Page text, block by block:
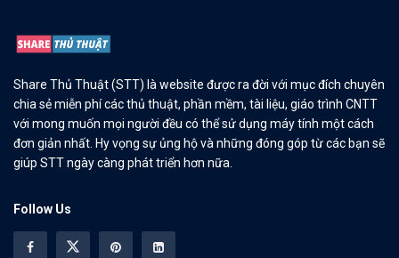
Share Thủ Thuật (STT) là website được ra đời với mục đích chuyên
chia sẻ miễn phí các thủ thuật, phần mềm, tài liệu, giáo trình CNTT
với mong muốn mọi người đều có thể sử dụng máy tính một cách
đơn giản nhất. Hy vọng sự ủng hộ và những đóng góp từ các bạn sẽ
giúp STT ngày càng phát triển hơn nữa.
Follow Us